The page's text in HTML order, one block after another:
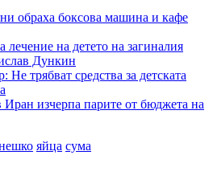
обраха боксова машина и кафе
лечение на детето на загиналия
Дункин
Не трябват средства за детската
изчерпа парите от бюджета на
яйца сума